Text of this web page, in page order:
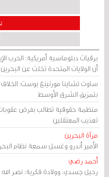
برقيات دبلوماسية أمريكية: الحرب
أن الولايات المتحدة تخلت عن
ساوث تشاينا مورنينغ بوست:
بتمزيق الشرق الأوسط
منظمة حقوقية تطالب بفرض
تعذيب المعتقلين
مرآة البحرين
الأمير أندرو وغسل سمعة نظام
أحمد رضي
رحيل جسدي، وولادة فكرية: نصر الله